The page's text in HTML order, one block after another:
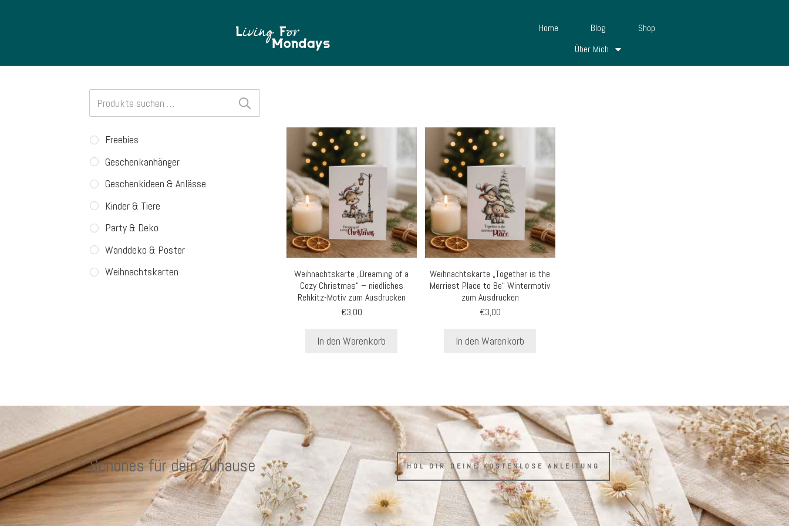
Home Blog
Shop
Über Mich
Weihnachtskarte „Dreaming of a
Cozy Christmas“ – niedliches
Rehkitz-Motiv zum Ausdrucken
€3,00
In den Warenkorb
Weihnachtskarte „Together is the
Merriest Place to Be“ Wintermotiv
zum Ausdrucken
€3,00
In den Warenkorb
Suchen
nach:
Freebies
Geschenkanhänger
Geschenkideen & Anlässe
Kinder & Tiere
Party & Deko
Wanddeko & Poster
Weihnachtskarten
Schönes für dein Zuhause HOL DIR DEINE KOSTENLOSE ANLEITUNG